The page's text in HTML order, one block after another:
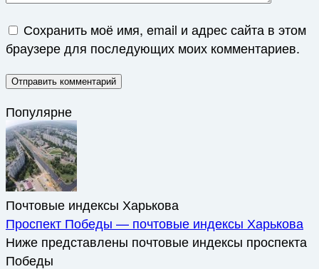
Сохранить моё имя, email и адрес сайта в этом
браузере для последующих моих комментариев.
Популярне
Почтовые индексы Харькова
Проспект Победы — почтовые индексы Харькова
Ниже представлены почтовые индексы проспекта
Победы